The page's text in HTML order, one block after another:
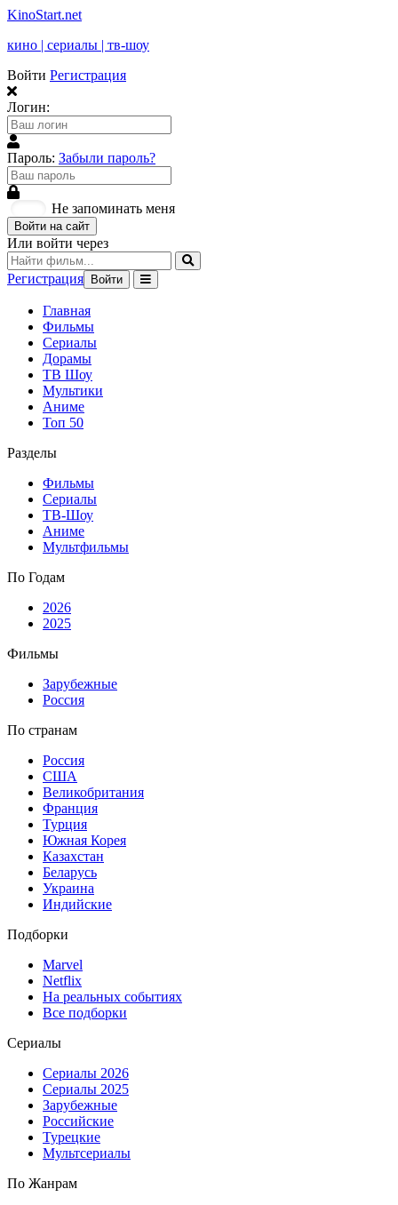
KinoStart.net
кино | сериалы | тв-шоу
Войти Регистрация
Логин:
Пароль: Забыли пароль?
Не запоминать меня
Войти на сайт
Или войти через
Регистрация Войти
Главная
Фильмы
Сериалы
Дорамы
ТВ Шоу
Мультики
Аниме
Топ 50
Разделы
Фильмы
Сериалы
ТВ-Шоу
Аниме
Мультфильмы
По Годам
2026
2025
Фильмы
Зарубежные
Россия
По странам
Россия
США
Великобритания
Франция
Турция
Южная Корея
Казахстан
Беларусь
Украина
Индийские
Подборки
Marvel
Netflix
На реальных событиях
Все подборки
Сериалы
Сериалы 2026
Сериалы 2025
Зарубежные
Российские
Турецкие
Мультсериалы
По Жанрам